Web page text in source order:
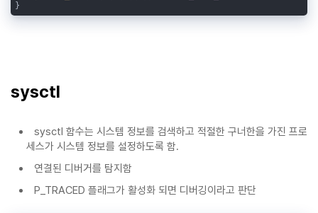
}
sysctl
sysctl 함수는 시스템 정보를 검색하고 적절한 구너한을 가진 프로
세스가 시스템 정보를 설정하도록 함.
연결된 디버거를 탐지함
P_TRACED 플래그가 활성화 되면 디버깅이라고 판단